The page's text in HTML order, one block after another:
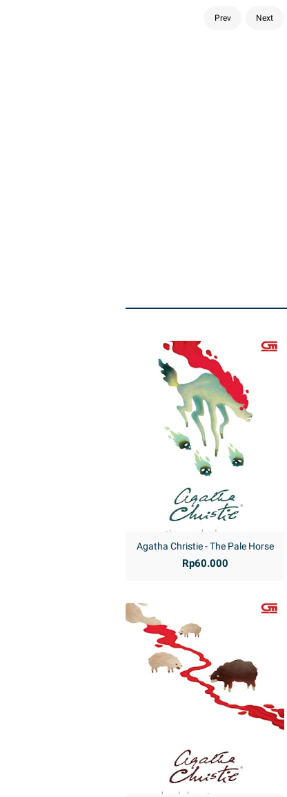
Prev Next
Agatha Christie - The Pale Horse
Rp60.000